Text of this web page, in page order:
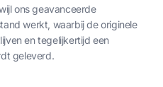
ons geavanceerde
werkt, waarbij de originele
en tegelijkertijd een
geleverd.